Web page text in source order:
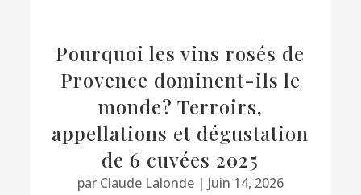
Pourquoi les vins rosés de
Provence dominent-ils le
monde? Terroirs,
appellations et dégustation
de 6 cuvées 2025
par Claude Lalonde| Juin 14, 2026